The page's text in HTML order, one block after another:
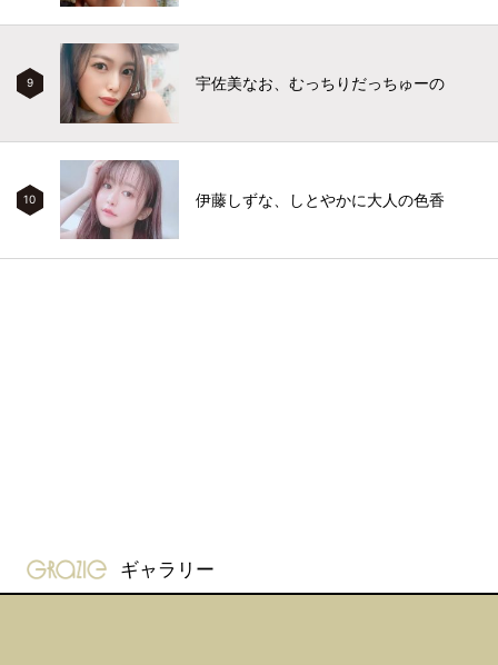
9 宇佐美なお、むっちりだっちゅーの
10 伊藤しずな、しとやかに大人の色香
gravure-grazie
ギャラリー